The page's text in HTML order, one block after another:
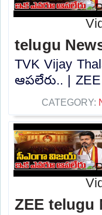
telugu
TVK Vijay
ఆపలేరు.. | ZEE
CATEGORY:
ZEE telugu